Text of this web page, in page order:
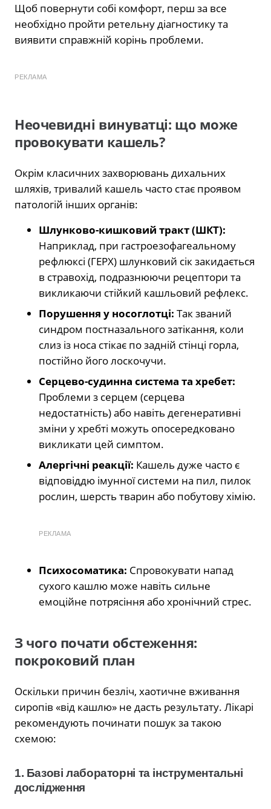
Щоб повернути собі комфорт, перш за все
необхідно пройти ретельну діагностику та
виявити справжній корінь проблеми.
РЕКЛАМА
Неочевидні винуватці: що може
провокувати кашель?
Окрім класичних захворювань дихальних
шляхів, тривалий кашель часто стає проявом
патологій інших органів:
Шлунково-кишковий тракт (ШКТ):
Наприклад, при гастроезофагеальному
рефлюксі (ГЕРХ) шлунковий сік закидається
в стравохід, подразнюючи рецептори та
викликаючи стійкий кашльовий рефлекс.
Порушення у носоглотці: Так званий
синдром постназального затікання, коли
слиз із носа стікає по задній стінці горла,
постійно його лоскочучи.
Серцево-судинна система та хребет:
Проблеми з серцем (серцева
недостатність) або навіть дегенеративні
зміни у хребті можуть опосередковано
викликати цей симптом.
Алергічні реакції: Кашель дуже часто є
відповіддю імунної системи на пил, пилок
рослин, шерсть тварин або побутову хімію.
РЕКЛАМА
Психосоматика: Спровокувати напад
сухого кашлю може навіть сильне
емоційне потрясіння або хронічний стрес.
З чого почати обстеження:
покроковий план
Оскільки причин безліч, хаотичне вживання
сиропів «від кашлю» не дасть результату. Лікарі
рекомендують починати пошук за такою
схемою:
1. Базові лабораторні та інструментальні
дослідження